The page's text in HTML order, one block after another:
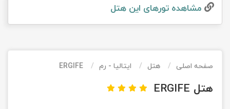
مشاهده تور‌های این هتل
صفحه اصلی هتل ایتالیا - رم ERGIFE
هتل ERGIFE
تور کویر کاراکال
تور کویر مصر
تور کیش از ساری
اقساطی
تور کیش از بندرعباس
اقساطی
تور قزاقستان اقساطی
تور زیارتی اقساطی